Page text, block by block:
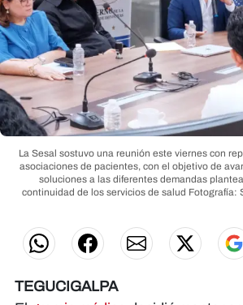
La Sesal sostuvo una reunión este viernes con
asociaciones de pacientes, con el objetivo de
soluciones a las diferentes demandas
continuidad de los servicios de salud Fotografía:
TEGUCIGALPA